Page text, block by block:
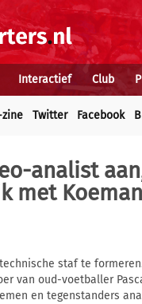
Interactief Club
zine Twitter Facebook
analist
met
staf te
van oud-voetballer
en tegenstanders